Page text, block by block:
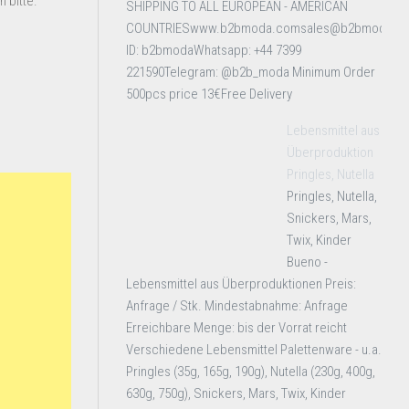
SHIPPING TO ALL EUROPEAN - AMERICAN
ID: b2bmodaWhatsapp: +44 7399
221590Telegram: @b2b_moda Minimum Order
500pcs price 13€Free Delivery
Lebensmittel aus
Überproduktion
Pringles, Nutella
Pringles, Nutella,
Snickers, Mars,
Twix, Kinder
Bueno -
Lebensmittel aus Überproduktionen Preis:
Anfrage / Stk. Mindestabnahme: Anfrage
Erreichbare Menge: bis der Vorrat reicht
Verschiedene Lebensmittel Palettenware - u.a.
Pringles (35g, 165g, 190g), Nutella (230g, 400g,
630g, 750g), Snickers, Mars, Twix, Kinder